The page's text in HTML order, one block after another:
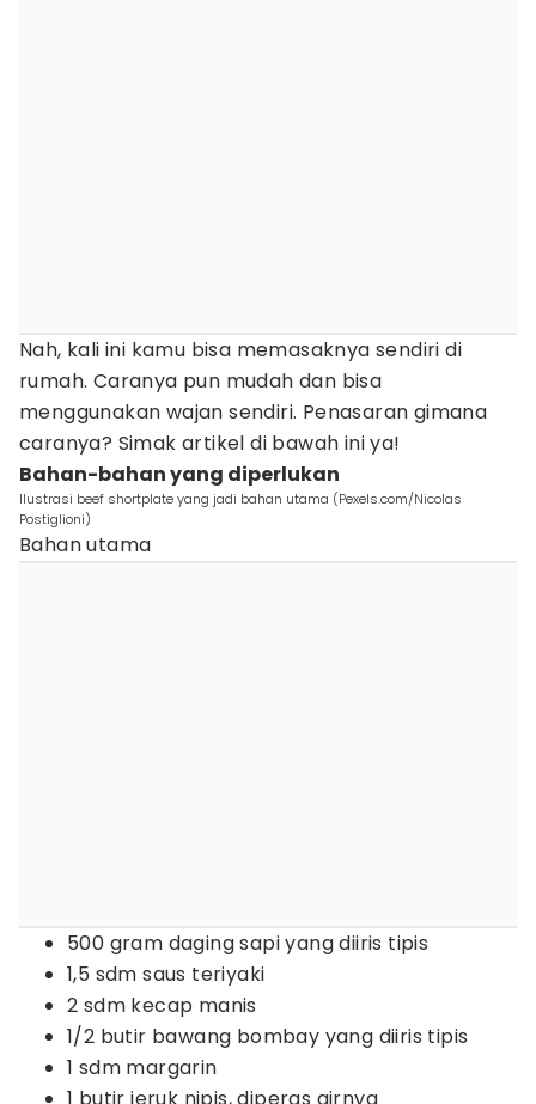
Nah, kali ini kamu bisa memasaknya sendiri di
rumah. Caranya pun mudah dan bisa
menggunakan wajan sendiri. Penasaran gimana
caranya? Simak artikel di bawah ini ya!
Bahan-bahan yang diperlukan
Ilustrasi beef shortplate yang jadi bahan utama (Pexels.com/Nicolas
Postiglioni)
Bahan utama
500 gram daging sapi yang diiris tipis
1,5 sdm saus teriyaki
2 sdm kecap manis
1/2 butir bawang bombay yang diiris tipis
1 sdm margarin